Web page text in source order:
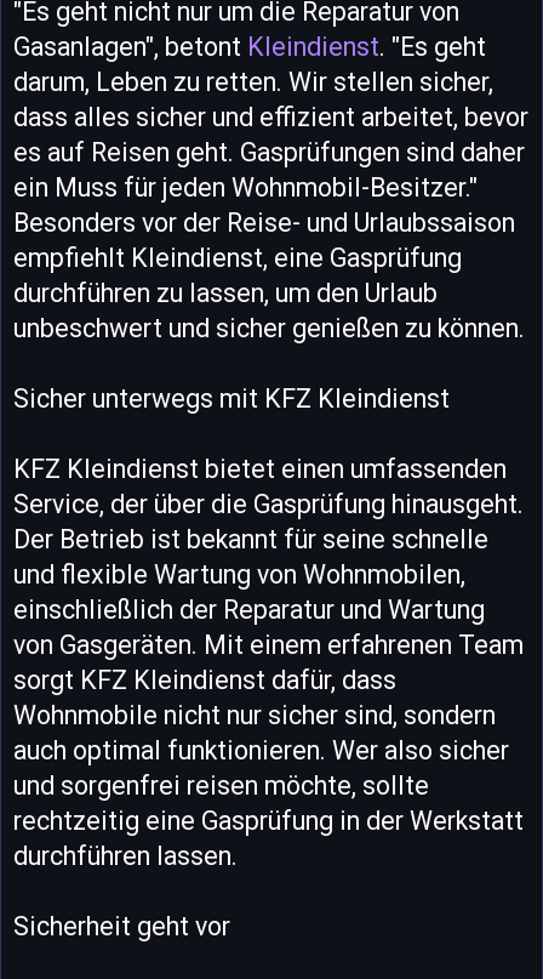
"Es geht nicht nur um die Reparatur von
Gasanlagen", betont Kleindienst. "Es geht
darum, Leben zu retten. Wir stellen sicher,
dass alles sicher und effizient arbeitet, bevor
es auf Reisen geht. Gasprüfungen sind daher
ein Muss für jeden Wohnmobil-Besitzer."
Besonders vor der Reise- und Urlaubssaison
empfiehlt Kleindienst, eine Gasprüfung
durchführen zu lassen, um den Urlaub
unbeschwert und sicher genießen zu können.
Sicher unterwegs mit KFZ Kleindienst
KFZ Kleindienst bietet einen umfassenden
Service, der über die Gasprüfung hinausgeht.
Der Betrieb ist bekannt für seine schnelle
und flexible Wartung von Wohnmobilen,
einschließlich der Reparatur und Wartung
von Gasgeräten. Mit einem erfahrenen Team
sorgt KFZ Kleindienst dafür, dass
Wohnmobile nicht nur sicher sind, sondern
auch optimal funktionieren. Wer also sicher
und sorgenfrei reisen möchte, sollte
rechtzeitig eine Gasprüfung in der Werkstatt
durchführen lassen.
Sicherheit geht vor